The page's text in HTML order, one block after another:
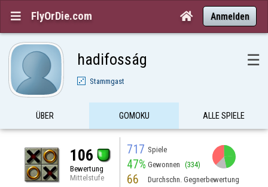
 FlyOrDie.com  Anmelden
hadifosság ☰
Stammgast
ÜBER GOMOKU ALLE SPIELE
106
Bewertung
Mittelstufe
717 Spiele
47% Gewonnen (334)
66 Durchschn. Gegnerbewertung